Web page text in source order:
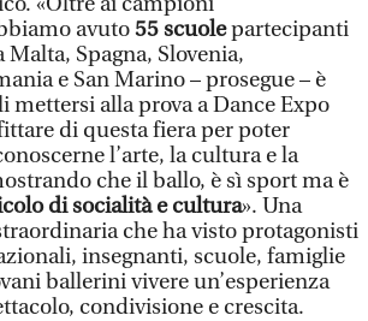
avuto55 scuolepartecipanti
Malta, Spagna, Slovenia,
e San Marino – prosegue – è
mettersi alla prova a Dance Expo
di questa fiera per poter
l’arte, la cultura e la
che il ballo, è sì sport ma è
di socialità e cultura». Una
che ha visto protagonisti
insegnanti, scuole, famiglie
ballerini vivere un’esperienza
condivisione e crescita.